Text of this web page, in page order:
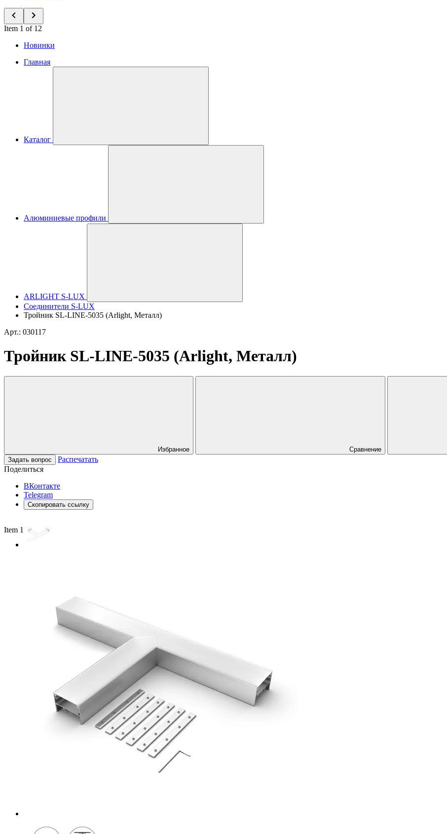
Item 1 of 12
Новинки
Главная
Каталог
Алюминиевые профили
ARLIGHT S-LUX
Соединители S-LUX
Тройник SL-LINE-5035 (Arlight, Металл)
Арт.: 030117
Тройник SL-LINE-5035 (Arlight, Металл)
Избранное Сравнение
Задать вопрос
Распечатать
Поделиться
ВКонтакте
Telegram
Скопировать ссылку
Item 1 of 4